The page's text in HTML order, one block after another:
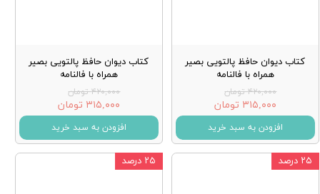
کتاب دیوان حافظ پالتویی بصیر
همراه با فالنامه
۴۲۰,۰۰۰ تومان
۳۱۵,۰۰۰ تومان
افزودن به سبد خرید
کتاب دیوان حافظ پالتویی بصیر
همراه با فالنامه
۴۲۰,۰۰۰ تومان
۳۱۵,۰۰۰ تومان
افزودن به سبد خرید
۲۵ درصد ۲۵ درصد